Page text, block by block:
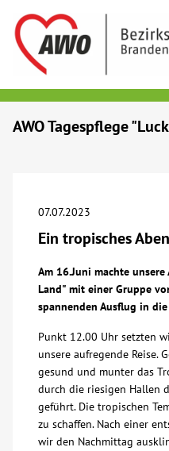
Beratung & Hilfe
Begegnung
Bildung
Über uns
Veranstaltungen
AWO Tagespflege
07.07.2023
Ein tropisches
Am 16.Juni machte unsere
Land" mit einer Gruppe
spannenden Ausflug in
Punkt 12.00 Uhr setzten
unsere aufregende Reise.
gesund und munter das
durch die riesigen Hallen
geführt. Die tropischen
zu schaffen. Nach einer
wir den Nachmittag